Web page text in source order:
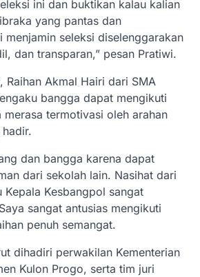
ini dan buktikan kalau kalian
yang pantas dan
menjamin seleksi diselenggarakan
dan transparan,” pesan Pratiwi.
Raihan Akmal Hairi dari SMA
bangga dapat mengikuti
merasa termotivasi oleh arahan
dan bangga karena dapat
dari sekolah lain. Nasihat dari
Kepala Kesbangpol sangat
sangat antusias mengikuti
penuh semangat.
dihadiri perwakilan Kementerian
Kulon Progo, serta tim juri